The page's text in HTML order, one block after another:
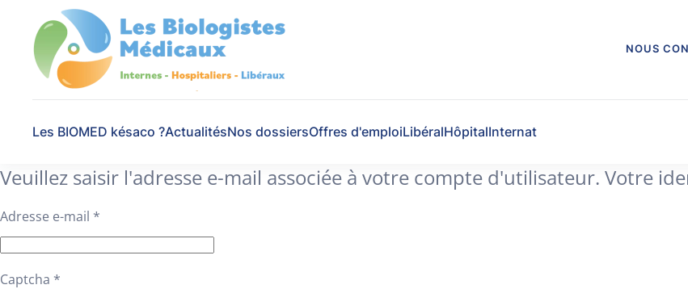
Skip to main content NOUS
Les BIOMED késaco ?ActualitésNos dossiersOffres d'emploiLibéralHôpitalInternat
Veuillez saisir l'adresse e-mail associée à votre compte d'utilisateur. Votre
Adresse e-mail *
Captcha *